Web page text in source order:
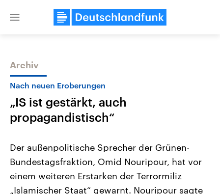
Close
Themen
Landtagswahl Sachsen-Anhalt
2026
Alle Informationen
USA
Aktuelle Beiträge,
Hintergründe
Archiv
Nach neuen Eroberungen
„IS ist gestärkt, auch
propagandistisch“
Der außenpolitische Sprecher der Grünen-
Bundestagsfraktion, Omid Nouripour, hat vor
einem weiteren Erstarken der Terrormiliz
„Islamischer Staat“ gewarnt. Nouripour sagte